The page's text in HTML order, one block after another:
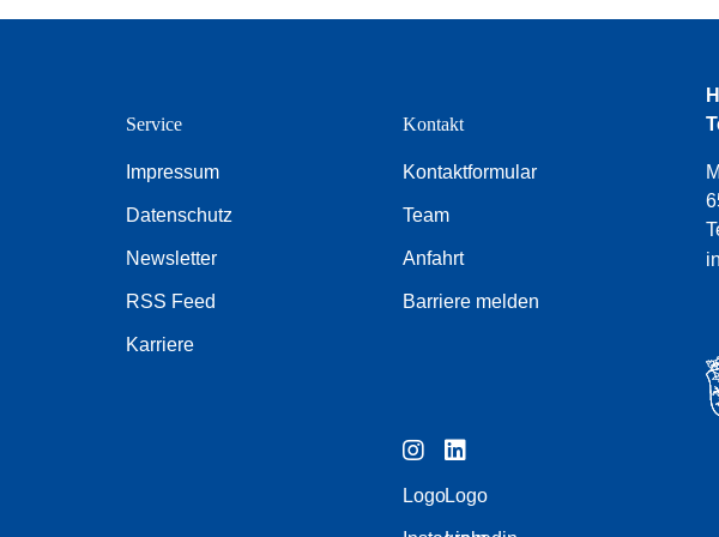
Service
Impressum
Datenschutz
Newsletter
RSS Feed
Karriere
Kontakt
Kontaktformular
Team
Anfahrt
Barriere melden
LogoLogo